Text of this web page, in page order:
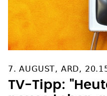
7. AUGUST, ARD,
TV-Tipp: